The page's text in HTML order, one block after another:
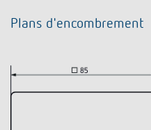
Plans d'encombrement